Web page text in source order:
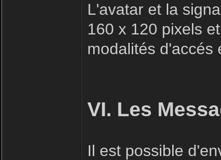
L'avatar et la
160 x 120 pixels
modalités d'accés
VI. Les
Il est possible